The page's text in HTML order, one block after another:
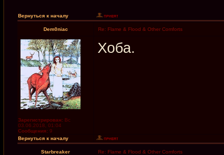
Вернуться к началу
Dem0niac Re: Flame & Flood & Other Comforts
Зарегистрирован: Вс
03.06.2018, 01:04
Сообщения: 9
Хоба.
Вернуться к началу
Starbreaker Re: Flame & Flood & Other Comforts